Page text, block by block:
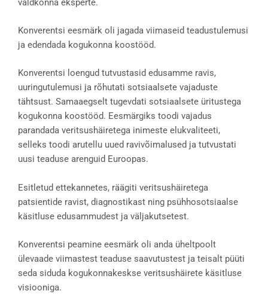
valdkonna eksperte.
Konverentsi eesmärk oli jagada viimaseid teadustulemusi
ja edendada kogukonna koostööd.
Konverentsi loengud tutvustasid edusamme ravis,
uuringutulemusi ja rõhutati sotsiaalsete vajaduste
tähtsust. Samaaegselt tugevdati sotsiaalsete üritustega
kogukonna koostööd. Eesmärgiks toodi vajadus
parandada veritsushäiretega inimeste elukvaliteeti,
selleks toodi arutellu uued ravivõimalused ja tutvustati
uusi teaduse arenguid Euroopas.
Esitletud ettekannetes, räägiti veritsushäiretega
patsientide ravist, diagnostikast ning psühhosotsiaalse
käsitluse edusammudest ja väljakutsetest.
Konverentsi peamine eesmärk oli anda üheltpoolt
ülevaade viimastest teaduse saavutustest ja teisalt püüti
seda siduda kogukonnakeskse veritsushäirete käsitluse
visiooniga.